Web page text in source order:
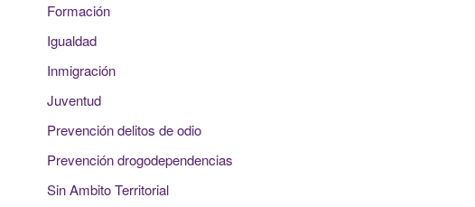
Formación
Igualdad
Inmigración
Juventud
Prevención delitos de odio
Prevención drogodependencias
Sin Ambito Territorial